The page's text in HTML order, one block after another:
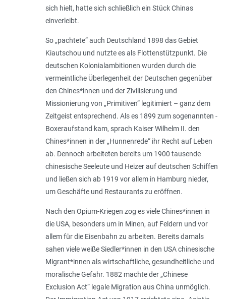
sich hielt, hatte sich schließlich ein Stück Chinas
einverleibt.
So „pachtete“ auch Deutschland 1898 das Gebiet
Kiautschou und nutzte es als Flottenstützpunkt. Die
deutschen Kolonialambitionen wurden durch die
vermeintliche Überlegenheit der Deutschen gegenüber
den Chines*innen und der Zivilisierung und
Missionierung von „Primitiven“ legitimiert – ganz dem
Zeitgeist entsprechend. Als es 1899 zum sogenannten ­
Boxeraufstand kam, sprach Kaiser Wilhelm II. den
Chines*innen in der „Hunnenrede“ ihr Recht auf Leben
ab. Dennoch arbeiteten bereits um 1900 tausende
chinesische Seeleute und Heizer auf deutschen Schiffen
und ließen sich ab 1919 vor allem in Hamburg nieder,
um Geschäfte und Restaurants zu eröffnen.
Nach den Opium-Kriegen zog es viele Chines*innen in
die USA, besonders um in Minen, auf Feldern und vor
allem für die Eisenbahn zu arbeiten. Bereits damals
sahen viele weiße Siedler*innen in den USA chinesische
Migrant*innen als wirtschaftliche, gesundheitliche und
moralische Gefahr. 1882 machte der „Chinese
Exclusion Act“ legale Migration aus China unmöglich.